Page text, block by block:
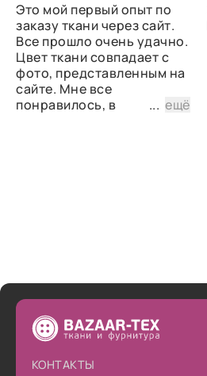
Это мой первый опыт по
заказу ткани через сайт.
Все прошло очень удачно.
Цвет ткани совпадает с
фото, представленным на
сайте. Мне все
понравилось, в
...ещё
КОНТАКТЫ